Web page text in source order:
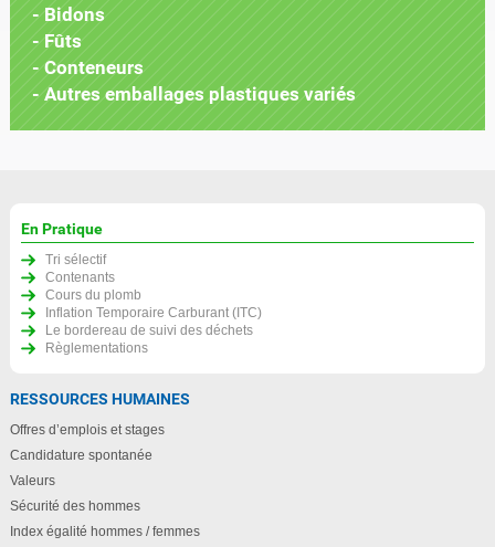
- Bidons
- Fûts
- Conteneurs
- Autres emballages plastiques variés
En Pratique
Tri sélectif
Contenants
Cours du plomb
Inflation Temporaire Carburant (ITC)
Le bordereau de suivi des déchets
Règlementations
RESSOURCES HUMAINES
Offres d’emplois et stages
Candidature spontanée
Valeurs
Sécurité des hommes
Index égalité hommes / femmes